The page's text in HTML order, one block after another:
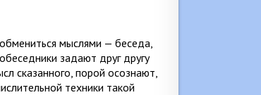
мыслями — беседа,
задают друг другу
сказанного, порой осознают,
техники такой